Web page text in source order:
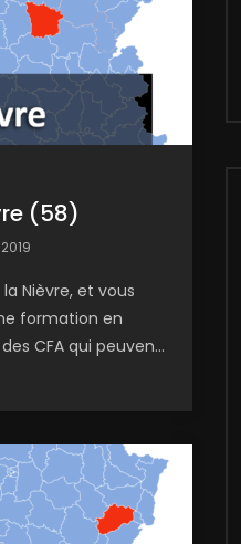
(58)
Nièvre, et vous
formation en
CFA qui peuven...